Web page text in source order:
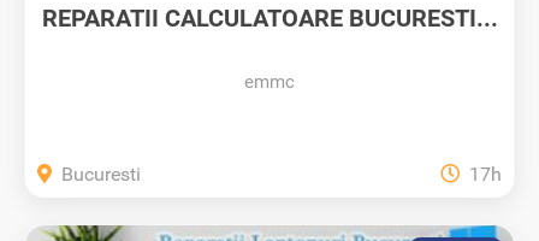
REPARATII CALCULATOARE BUCURESTI...
emmc
Bucuresti 17h